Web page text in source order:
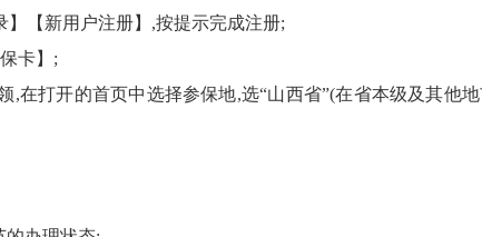
】【新用户注册】,按提示完成注册;
卡】;
打开的首页中选择参保地,选“山西省”(在省本级及其他